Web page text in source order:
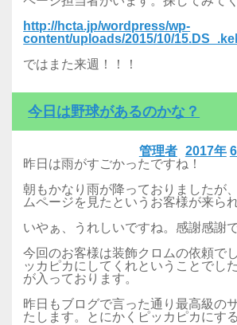
http://hcta.jp/wordpress/wp-
content/uploads/2015/10/
ではまた来週！！！
今日は野球があるのかな？
2017年
管理者
昨日は雨がすごかったですね！
朝もかなり雨が降っておりましたが
ムページを見たというお客様が来ら
いやぁ、うれしいですね。感謝感謝
今回のお客様は装飾クロムの依頼で
ッカピカにしてくれということでし
が入っております。
昨日もブログで言った通り最高級の
たします。とにかくピッカピカにす